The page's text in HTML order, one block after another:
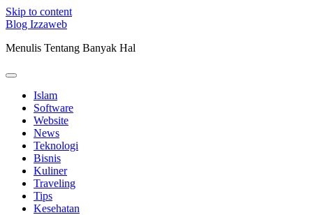
Skip to content
Blog Izzaweb
Menulis Tentang Banyak Hal
Islam
Software
Website
News
Teknologi
Bisnis
Kuliner
Traveling
Tips
Kesehatan